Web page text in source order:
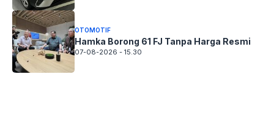
OTOMOTIF
Hamka Borong 61 FJ Tanpa Harga Resmi
07-08-2026 - 15.30